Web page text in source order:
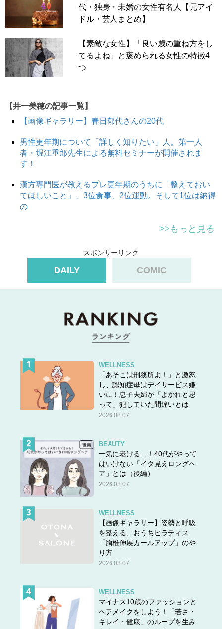
代・独身・未婚の女性有名人【元アイ
ドル・芸人まとめ】
【素敵な女性】「良い歳の重ね方をし
てるよね」と褒められる女性の特徴4
つ
【井一美穂の記事一覧】
【画像ギャラリー】春日郁代さんの20代
男性更年期について「詳しく知りたい」人。第一人
者・堀江重郎先生による無料セミナーが開催されま
す！
漢方専門医が教えるプレ更年期のうちに「整えておい
てほしいこと」、3位食事、2位運動。そして1位は納得
の
>>もっと見る
スポンサーリンク
DAILY COMIC
WELLNESS
「あそこは刑務所よ！」と激怒
し、認知症母はデイサービス嫌
いに！息子夫婦が「よかれと思
って」犯していた間違いとは
2026.08.07
BEAUTY
一気に老ける…！40代がやって
はいけない「イタ見えロングヘ
ア」とは（後編）
2026.08.07
WELLNESS
【画像ギャラリー】姿勢と呼吸
を整える、おうちピラティス
「胸椎伸展カールアップ」のや
り方
2026.08.07
WELLNESS
マイナス10歳のファッションと
ヘアメイクをしよう！「若さ・
キレイ・健康」のループを生み